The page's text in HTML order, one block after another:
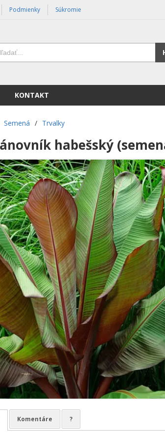
Podmienky Súkromie
KONTAKT
Semená / Trvalky
habešský
Komentáre ?